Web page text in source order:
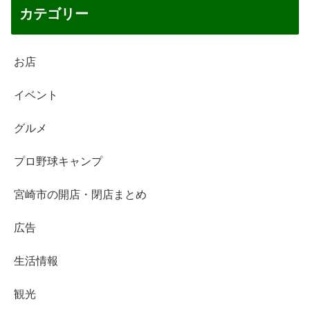
カテゴリー
お店
イベント
グルメ
プロ野球キャンプ
宮崎市の開店・閉店まとめ
広告
生活情報
観光